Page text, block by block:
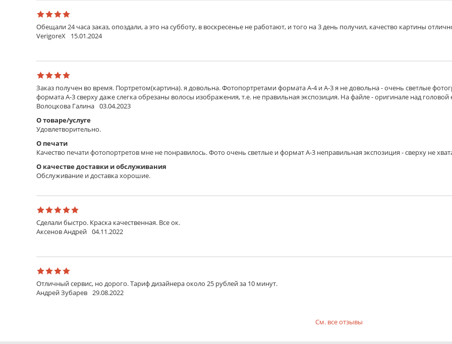
Обещали 24 часа заказ, опоздали, а это на субботу, в воскресенье не работают, и того на 3 день получил, качество картины
VerigoreX
15.01.2024
Заказ получен во время. Портретом(картина). я довольна. Фотопортретами формата А-4 и А-3 я не довольна - очень светлые
формата А-3 сверху даже слегка обрезаны волосы изображения, т.е. не правильная экспозиция. На файле - оригинале над
Волоцкова Галина 03.04.2023
О товаре/услуге
Удовлетворительно.
О печати
Качество печати фотопортретов мне не понравилось. Фото очень светлые и формат А-3 неправильная экспозиция - сверху не
О качестве доставки и обслуживания
Обслуживание и доставка хорошие.
Сделали быстро. Краска качественная. Все ок.
Аксенов Андрей 04.11.2022
Отличный сервис, но дорого. Тариф дизайнера около 25 рублей за 10 минут.
Андрей Зубарев 29.08.2022
См. все отзывы